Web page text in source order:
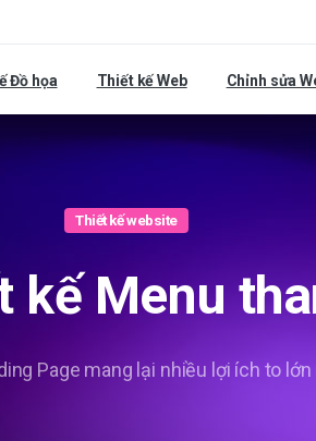
Đồ họa Thiết kế Web Chỉnh sửa
Thiết kế website
kế Menu
Page mang lại nhiều lợi ích to